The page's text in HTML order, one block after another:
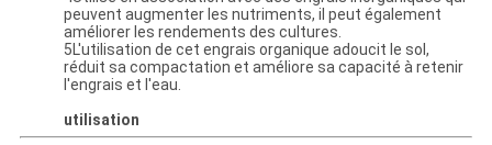
peuvent augmenter les nutriments, il peut également
améliorer les rendements des cultures.
5L'utilisation de cet engrais organique adoucit le sol,
réduit sa compacta­tion et améliore sa capacité à retenir
l'engrais et l'eau.
utilisation